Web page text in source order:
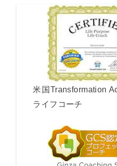
米国Transformation
ライフコーチ